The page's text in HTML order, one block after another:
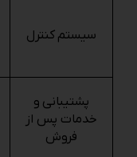
سیستم کنترل
پشتیبانی و
خدمات پس از
فروش